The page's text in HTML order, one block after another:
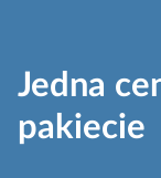
Jedna
pakiecie